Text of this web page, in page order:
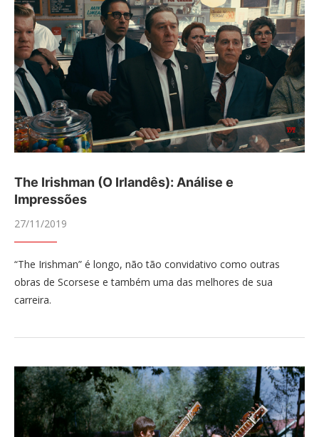
The Irishman (O Irlandês): Análise e
Impressões
27/11/2019
“The Irishman” é longo, não tão convidativo como outras
obras de Scorsese e também uma das melhores de sua
carreira.